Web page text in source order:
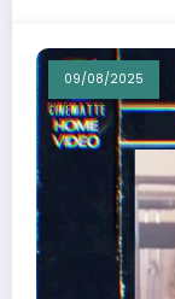
09/08/2025